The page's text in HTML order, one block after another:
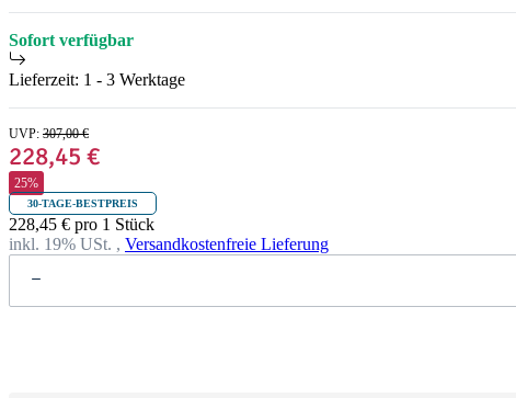
Sofort verfügbar
Lieferzeit: 1 - 3 Werktage
UVP: 307,00 €
228,45 €
25%
30-TAGE-BESTPREIS
228,45 € pro 1 Stück
inkl. 19% USt. , Versandkostenfreie Lieferung